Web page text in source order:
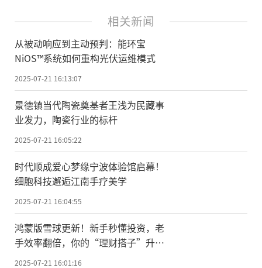
相关新闻
从被动响应到主动预判：能环宝
NiOS™系统如何重构光伏运维模式
2025-07-21 16:13:07
景德镇当代陶瓷奠基者王浅为民藏事
业发力，陶瓷行业的标杆
2025-07-21 16:05:22
时代顺成爱心梦缘宁波体验馆启幕！
细胞科技邂逅江南手疗美学
2025-07-21 16:04:55
鸿蒙版雪球更新！新手秒懂投资，老
手效率翻倍，你的“理财搭子”升级
了！
2025-07-21 16:01:16